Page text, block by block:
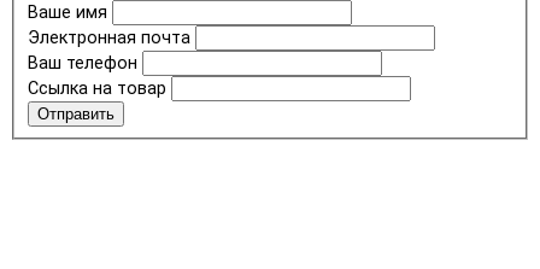
Ваше имя
Электронная почта
Ваш телефон
Ссылка на товар
Отправить